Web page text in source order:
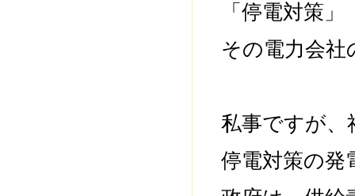
「停電対策
その電力会
私事ですが、
停電対策の発